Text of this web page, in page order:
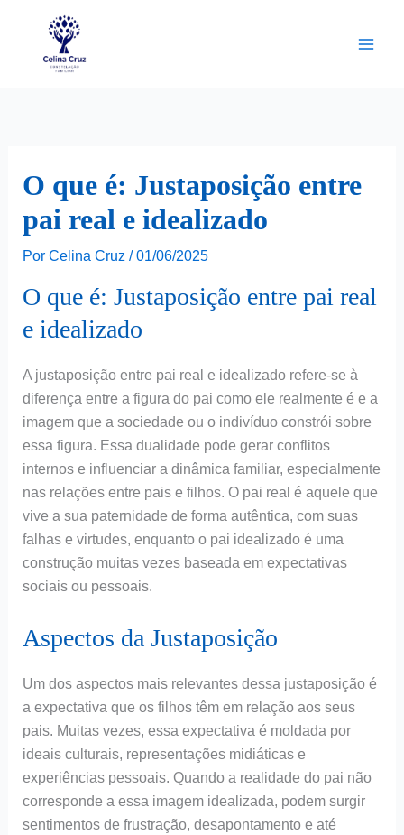
O que é: Justaposição entre
pai real e idealizado
Por Celina Cruz / 01/06/2025
O que é: Justaposição entre pai real
e idealizado
A justaposição entre pai real e idealizado refere-se à
diferença entre a figura do pai como ele realmente é e a
imagem que a sociedade ou o indivíduo constrói sobre
essa figura. Essa dualidade pode gerar conflitos
internos e influenciar a dinâmica familiar, especialmente
nas relações entre pais e filhos. O pai real é aquele que
vive a sua paternidade de forma autêntica, com suas
falhas e virtudes, enquanto o pai idealizado é uma
construção muitas vezes baseada em expectativas
sociais ou pessoais.
Aspectos da Justaposição
Um dos aspectos mais relevantes dessa justaposição é
a expectativa que os filhos têm em relação aos seus
pais. Muitas vezes, essa expectativa é moldada por
ideais culturais, representações midiáticas e
experiências pessoais. Quando a realidade do pai não
corresponde a essa imagem idealizada, podem surgir
sentimentos de frustração, desapontamento e até